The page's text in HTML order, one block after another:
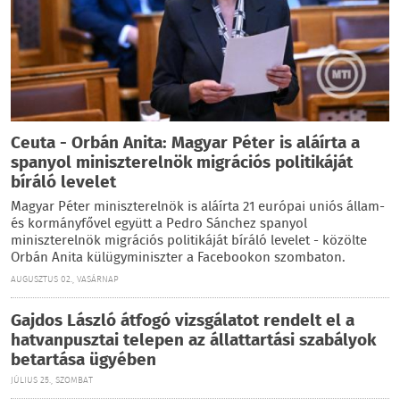
Ceuta - Orbán Anita: Magyar Péter is aláírta a
spanyol miniszterelnök migrációs politikáját
bíráló levelet
Magyar Péter miniszterelnök is aláírta 21 európai uniós állam-
és kormányfővel együtt a Pedro Sánchez spanyol
miniszterelnök migrációs politikáját bíráló levelet - közölte
Orbán Anita külügyminiszter a Facebookon szombaton.
AUGUSZTUS 02., VASÁRNAP
Gajdos László átfogó vizsgálatot rendelt el a
hatvanpusztai telepen az állattartási szabályok
betartása ügyében
JÚLIUS 25., SZOMBAT